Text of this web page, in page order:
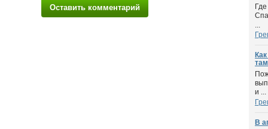
Оставить комментарий
...
и ...
В